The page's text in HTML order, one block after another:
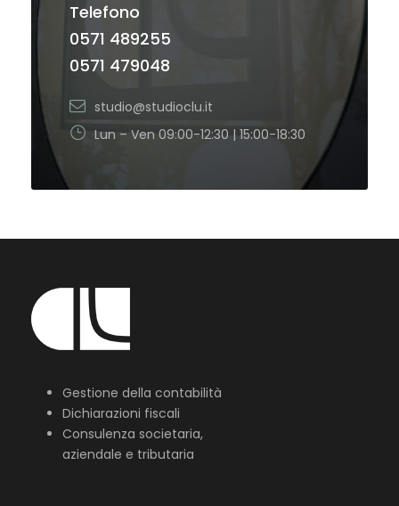
Telefono
0571 489255
0571 479048
studio@studioclu.it
Lun – Ven 09:00-12:30 | 15:00-18:30
Gestione della contabilità
Dichiarazioni fiscali
Consulenza societaria,
aziendale e tributaria